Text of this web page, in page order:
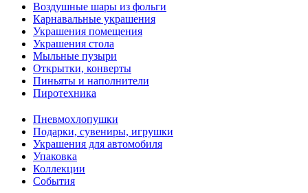
Воздушные шары из фольги
Карнавальные украшения
Украшения помещения
Украшения стола
Мыльные пузыри
Открытки, конверты
Пиньяты и наполнители
Пиротехника
Пневмохлопушки
Подарки, сувениры, игрушки
Украшения для автомобиля
Упаковка
Коллекции
События